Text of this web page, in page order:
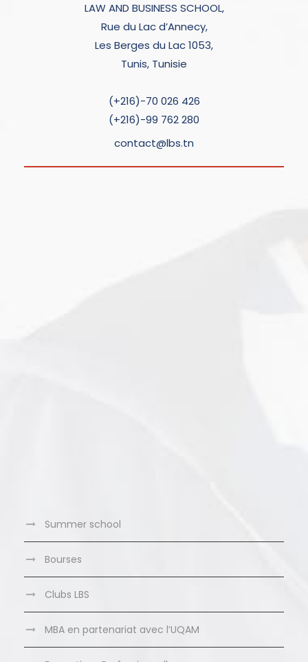
LAW AND BUSINESS SCHOOL,
Rue du Lac d’Annecy,
Les Berges du Lac 1053,
Tunis, Tunisie
(+216)-70 026 426
(+216)-99 762 280
contact@lbs.tn
Summer school
Bourses
Clubs LBS
MBA en partenariat avec l’UQAM